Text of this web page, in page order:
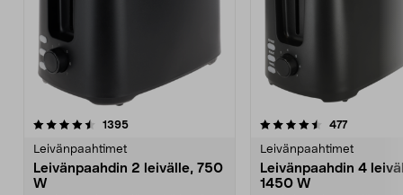
1395arvostelut
Leivänpaahtimet
Leivänpaahdin 2 leivälle, 750
W
4.5 viidestä
477arvostelut
Leivänpaahtimet
Leivänpaahdin 4
1450 W
4.5 viidestä